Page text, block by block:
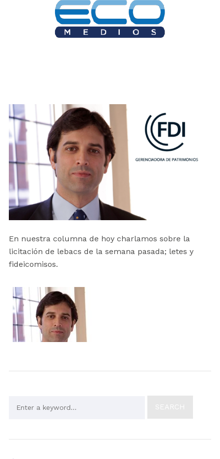
En nuestra columna de hoy charlamos sobre la
licitación de lebacs de la semana pasada; letes y
fideicomisos.